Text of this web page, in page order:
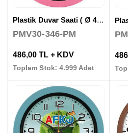
Plastik Duvar Saati ( Ø 40 cm )
PMV30-346-PM
486,00 TL + KDV
Toplam Stok: 4.999 Adet